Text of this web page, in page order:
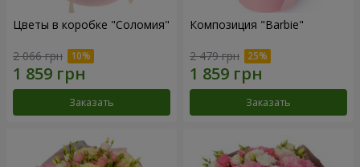
Цветы в коробке "Соломия"
2 066 грн
Заказать
Композиция "Barbie"
2 479 грн
Заказать